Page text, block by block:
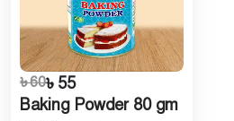
৳ 60৳ 55
Baking Powder 80 gm